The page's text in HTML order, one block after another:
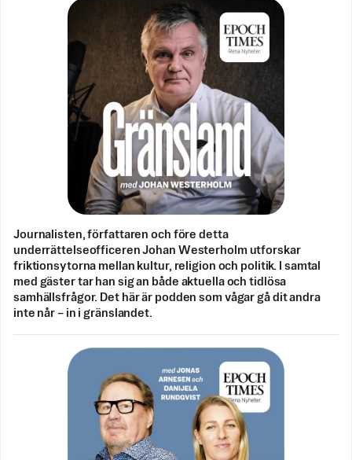
Journalisten, författaren och före detta
underrättelseofficeren Johan Westerholm utforskar
friktionsytorna mellan kultur, religion och politik. I samtal
med gäster tar han sig an både aktuella och tidlösa
samhällsfrågor. Det här är podden som vågar gå dit andra
inte når – in i gränslandet.